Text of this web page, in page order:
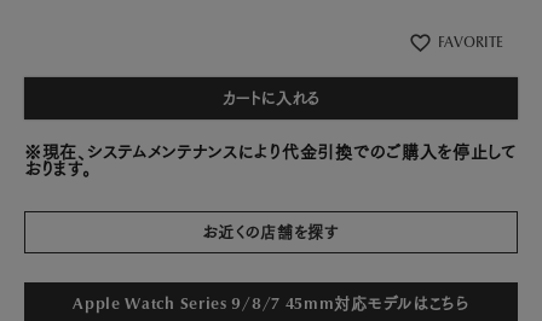
FAVORITE
カートに入れる
※現在、システムメンテナンスにより代金引換でのご購入を停止して
おります。
お近くの店舗を探す
Apple Watch Series 9/8/7 45mm対応モデルはこちら